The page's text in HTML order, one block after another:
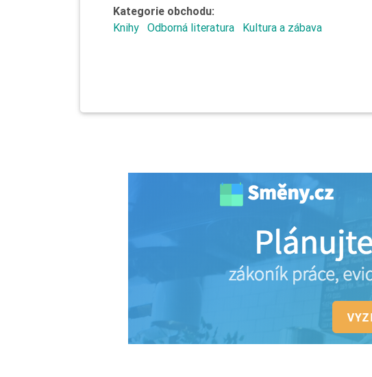
Kategorie obchodu:
Knihy Odborná literatura Kultura a zábava